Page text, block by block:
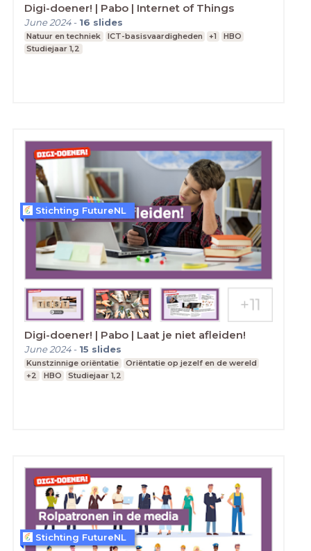
Digi-doener! | Pabo | Internet of Things
June 2024- 16 slides
Natuur en techniek ICT-basisvaardigheden +1
HBO
Studiejaar 1,2
Digi-doener! | Pabo | Laat je niet afleiden!
June 2024- 15 slides
Kunstzinnige oriëntatie
Oriëntatie op jezelf en de wereld
+2
HBO Studiejaar 1,2
Stichting FutureNL
Stichting FutureNL